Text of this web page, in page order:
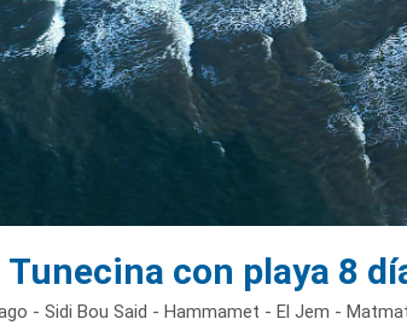
Tunecina con playa 8
- Sidi Bou Said - Hammamet - El Jem -